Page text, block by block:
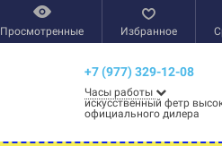
Просмотренные Избранное
+7 (977) 329-12-08
Часы работы
искусственный фетр
официального дилера